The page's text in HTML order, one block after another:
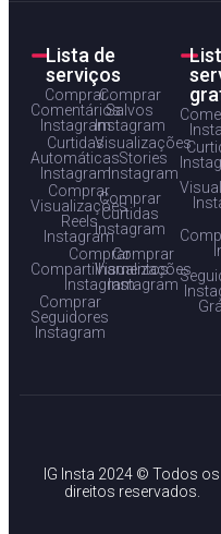
Lista de
serviços
Comprar
Comentários
Instagram
Comprar
Salvos
Instagram
Curtidas
Automáticas
Instagram
Visualizações
Stories
Instagram
Comprar
Visualizações
Reels
Instagram
Comprar
Curtidas
Instagram
Comprar
Compartilhamentos
Instagram
Comprar
Visualizações
Instagram
Comprar
Seguidores
Instagram
IG Insta 2024 © Todos os
direitos reservados.